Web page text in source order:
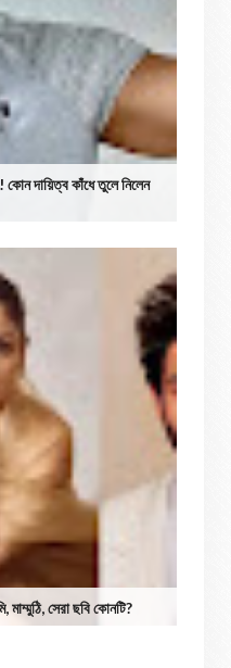
দায়িত্ব কাঁধে তুলে নিলেন
মাম্মুঠি, সেরা ছবি কোনটি?